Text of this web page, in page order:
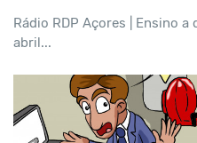
Rádio RDP Açores | Ensino
abril...